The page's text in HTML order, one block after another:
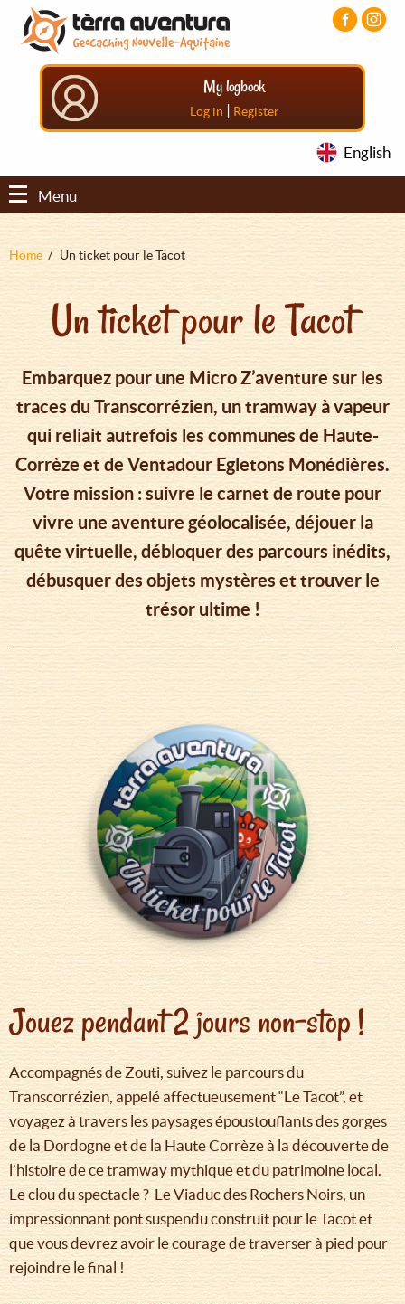
Aller
contenu
principal
Aller
menu
principal
Aller
pied
My logbook
Log in | Register
English
Menu
Fil
Home Un ticket pour le Tacot
Un ticket pour le Tacot
Embarquez pour une Micro Z’aventure sur les
traces du Transcorrézien, un tramway à vapeur
qui reliait autrefois les communes de Haute-
Corrèze et de Ventadour Egletons Monédières.
Votre mission : suivre le carnet de route pour
vivre une aventure géolocalisée, déjouer la
quête virtuelle, débloquer des parcours inédits,
débusquer des objets mystères et trouver le
trésor ultime !
Jouez pendant 2 jours non-stop !
Accompagnés de Zouti, suivez le parcours du
Transcorrézien, appelé affectueusement “Le Tacot”, et
voyagez à travers les paysages époustouflants des gorges
de la Dordogne et de la Haute Corrèze à la découverte de
l’histoire de ce tramway mythique et du patrimoine local.
Le clou du spectacle ? Le Viaduc des Rochers Noirs, un
impressionnant pont suspendu construit pour le Tacot et
que vous devrez avoir le courage de traverser à pied pour
rejoindre le final !